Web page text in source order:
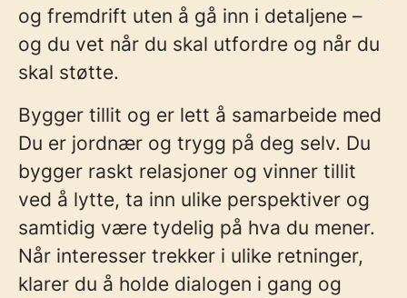
og fremdrift uten å gå inn i detaljene –
og du vet når du skal utfordre og når du
skal støtte.
Bygger tillit og er lett å samarbeide med
Du er jordnær og trygg på deg selv. Du
bygger raskt relasjoner og vinner tillit
ved å lytte, ta inn ulike perspektiver og
samtidig være tydelig på hva du mener.
Når interesser trekker i ulike retninger,
klarer du å holde dialogen i gang og